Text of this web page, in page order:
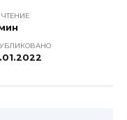
ЧТЕНИЕ